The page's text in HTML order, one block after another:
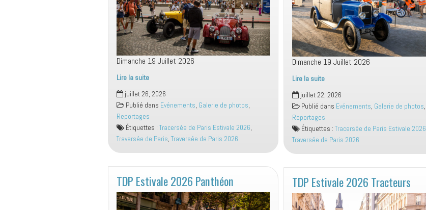
Dimanche 19 Juillet 2026
Lire la suite
TdP
Estivale
2026
Kleber/Trocadéro/Etoile
juillet 26, 2026
Publié dans Evénements, Galerie de photos,
Reportages
Étiquettes : Tracersée de Paris Estivale 2026,
Traversée de Paris, Traversée de Paris 2026
TDP Estivale 2026 Panthéon
Dimanche 19 Juillet 2026
Lire la suite
Traversée
de
Paris
Estivale
Le
Départ
juillet 22, 2026
Publié dans Evénements, Galerie de photos,
Reportages
Étiquettes : Tracersée de Paris Estivale 2026
Traversée de Paris 2026
TDP Estivale 2026 Tracteurs